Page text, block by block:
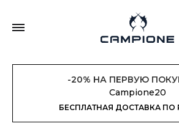
-20% НА ПЕРВУЮ
Campione20
БЕСПЛАТНАЯ ДОСТАВКА ПО